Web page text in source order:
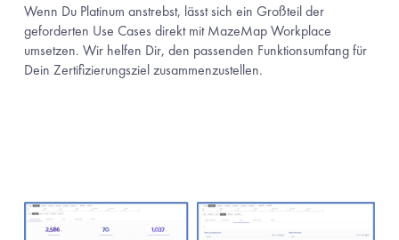
Wenn Du Platinum anstrebst, lässt sich ein Großteil der
geforderten Use Cases direkt mit MazeMap Workplace
umsetzen. Wir helfen Dir, den passenden Funktionsumfang für
Dein Zertifizierungsziel zusammenzustellen.